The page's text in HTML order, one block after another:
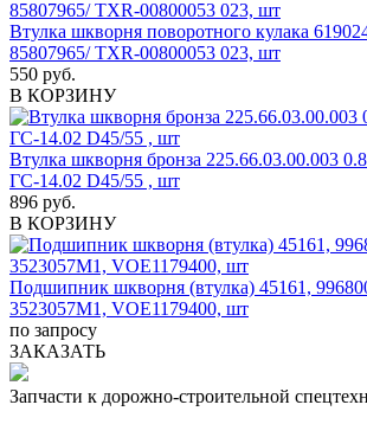
Втулка шкворня поворотного кулака
85807965/ TXR-00800053 023, шт
550 руб.
В КОРЗИНУ
Втулка шкворня бронза 225.66.03.00.003
ГС-14.02 D45/55 , шт
896 руб.
В КОРЗИНУ
Подшипник шкворня (втулка) 45161,
3523057М1, VOE1179400, шт
по запросу
ЗАКАЗАТЬ
Запчасти к дорожно-строительной